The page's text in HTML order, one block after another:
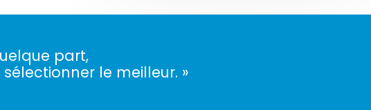
part,
le meilleur. »